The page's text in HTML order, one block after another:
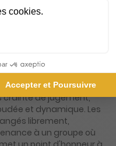
de bien-être,
s'évader du
Ici, chaque
havre de paix, les
bienveillance et
encouragées à
crainte de jugement,
et dynamique. Les
librement,
à un groupe où